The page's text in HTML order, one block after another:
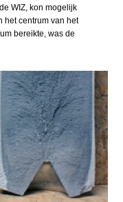
WIZ, kon mogelijk
het centrum van het
bereikte, was de